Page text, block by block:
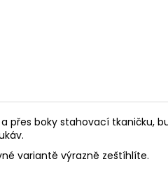
boky stahovací tkaničku,
variantě výrazně zeštíhlíte.